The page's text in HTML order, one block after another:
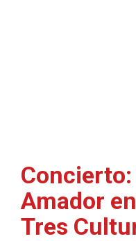
Amador
Tres